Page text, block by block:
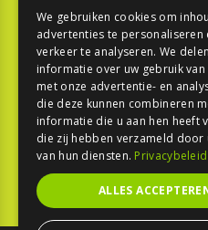
TESTEN
SPORT
REPORTAGE
TOUREN
NIEUWSBRIEF
We gebruiken cookies om
advertenties te personaliseren
verkeer te analyseren. We
informatie over uw gebruik van
met onze advertentie- en
die deze kunnen combineren
informatie die u aan hen heeft
die zij hebben verzameld door
van hun diensten. Privacybeleid
ALLES